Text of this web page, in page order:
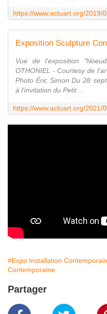
Vue de l'exposition
OTHONIEL - Courtesy de
Photo Éric Simon Du 28
à l'invitation du Petit ...
#Expo Installation
Contemporaine
Partager